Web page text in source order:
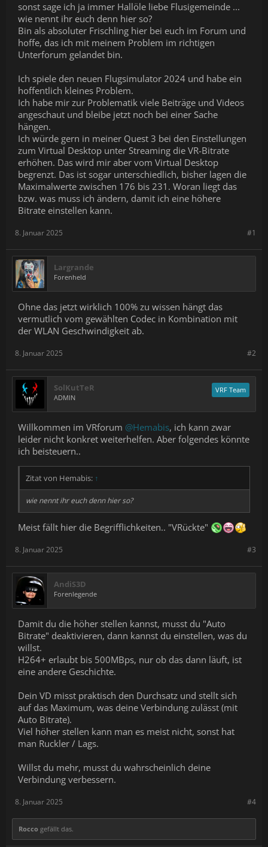
sonst sage ich ja immer Hallöle liebe Flusigemeinde ...
wie nennt ihr euch denn hier so?
Bin als absoluter Frischling hier bei euch im Forum und
hoffe, das ich mit meinem Problem im richtigen
Unterforum gelandet bin.
Ich spiele den neuen Flugsimulator 2024 und habe ein
hoffentlich kleines Problem.
Ich habe mir zur Problematik viele Beiträge und Videos
angeschaut und bleibe jetzt noch bei einer Sache
hängen.
Ich würde gern in meiner Quest 3 bei den Einstellungen
zum Virtual Desktop unter Streaming die VR-Bitrate
erhöhen. Das wird mir aber vom Virtual Desktop
begrenzt. Das ist sogar unterschiedlich, bisher lagen die
Maximalwerte zwischen 176 bis 231. Woran liegt das
bzw. was muss ich ändern, damit ich eine höhere
Bitrate einstellen kann.
#1
8. Januar 2025
Largrande
Forenheld
Ohne das jetzt wirklich 100% zu wissen hängt das
vermutlich vom gewählten Codec in Kombination mit
der WLAN Geschwindigkeit ab.
#2
8. Januar 2025
SolKutTeR
ADMIN
VRF Team
Willkommen im VRforum @Hemabis, ich kann zwar
leider nicht konkret weiterhelfen. Aber folgendes könnte
ich beisteuern..
Zitat von Hemabis: ↑
wie nennt ihr euch denn hier so?
Meist fällt hier die Begrifflichkeiten.. "VRückte"
#3
8. Januar 2025
AndiS3D
Forenlegende
Damit du die höher stellen kannst, musst du "Auto
Bitrate" deaktivieren, dann kannst du einstellen, was du
willst.
H264+ erlaubt bis 500MBps, nur ob das dann läuft, ist
eine andere Geschichte.
Dein VD misst praktisch den Durchsatz und stellt sich
auf das Maximum, was deine Verbindung zulässt (mit
Auto Bitrate).
Viel höher stellen kann man es meist nicht, sonst hat
man Ruckler / Lags.
Willst du mehr, musst du wahrscheinlich deine
Verbindung verbessern.
#4
8. Januar 2025
Rocco gefällt das.